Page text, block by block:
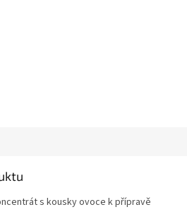
s kousky ovoce k přípravě